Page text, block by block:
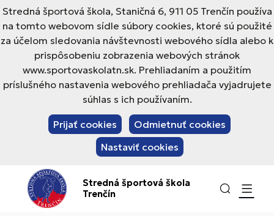
Stredná športová škola, Staničná 6, 911 05 Trenčín používa
na tomto webovom sídle súbory cookies, ktoré sú použité
za účelom sledovania návštevnosti webového sídla alebo k
prispôsobeniu zobrazenia webových stránok
www.sportovaskolatn.sk. Prehliadaním a použitím
príslušného nastavenia webového prehliadača vyjadrujete
súhlas s ich používaním.
Prijať cookies
Odmietnuť cookies
Nastaviť cookies
Stredná športová škola
Trenčín